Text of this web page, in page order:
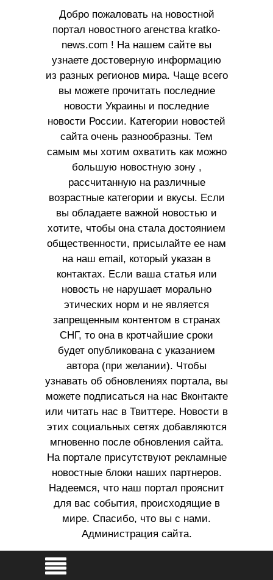
Добро пожаловать на новостной
портал новостного агенства kratko-
news.com ! На нашем сайте вы
узнаете достоверную информацию
из разных регионов мира. Чаще всего
вы можете прочитать последние
новости Украины и последние
новости России. Категории новостей
сайта очень разнообразны. Тем
самым мы хотим охватить как можно
большую новостную зону ,
рассчитанную на различные
возрастные категории и вкусы. Если
вы обладаете важной новостью и
хотите, чтобы она стала достоянием
общественности, присылайте ее нам
на наш email, который указан в
контактах. Если ваша статья или
новость не нарушает морально
этических норм и не является
запрещенным контентом в странах
СНГ, то она в кротчайшие сроки
будет опубликована с указанием
автора (при желании). Чтобы
узнавать об обновлениях портала, вы
можете подписаться на нас Вконтакте
или читать нас в Твиттере. Новости в
этих социальных сетях добавляются
мгновенно после обновления сайта.
На портале присутствуют рекламные
новостные блоки наших партнеров.
Надеемся, что наш портал прояснит
для вас события, происходящие в
мире. Спасибо, что вы с нами.
Администрация сайта.